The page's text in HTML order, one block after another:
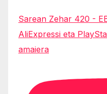
Sarean Zehar 420 -
AliExpressi eta
amaiera